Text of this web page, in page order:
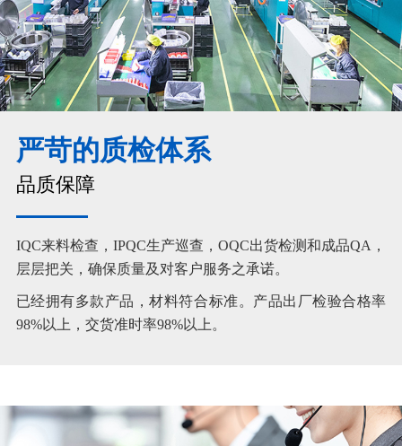
严苛的质检体系
品质保障
IQC来料检查，IPQC生产巡查，OQC出货检测和成品QA，
层层把关，确保质量及对客户服务之承诺。
已经拥有多款产品，材料符合标准。产品出厂检验合格率
98%以上，交货准时率98%以上。